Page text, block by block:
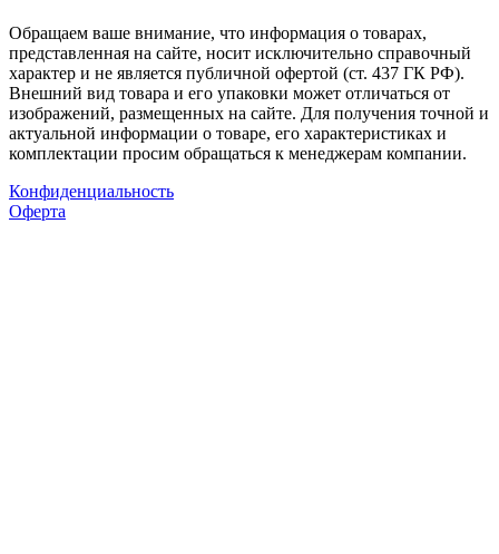
Обращаем ваше внимание, что информация о товарах,
представленная на сайте, носит исключительно справочный
характер и не является публичной офертой (ст. 437 ГК РФ).
Внешний вид товара и его упаковки может отличаться от
изображений, размещенных на сайте. Для получения точной и
актуальной информации о товаре, его характеристиках и
комплектации просим обращаться к менеджерам компании.
Конфиденциальность
Оферта